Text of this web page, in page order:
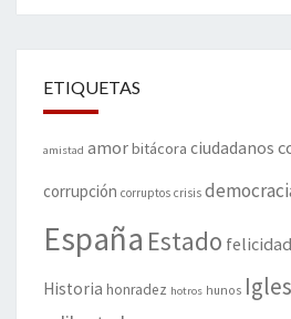
ETIQUETAS
amistad amorbitácora ciudadanos
corrupción corruptos crisis
España Estado
Historia honradez hotros hunos